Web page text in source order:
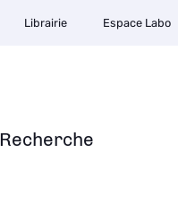
Recherche
Librairie Espace Labo